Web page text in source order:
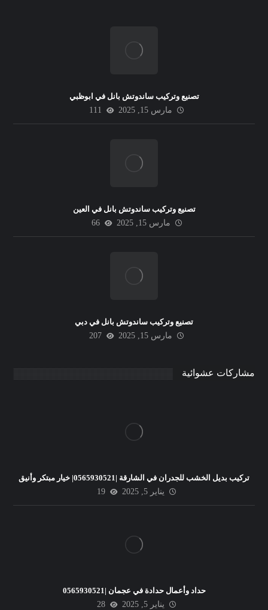
تصنيع وتركيب ساندوتش بانل في ابوظبي
مارس 15, 2025
111
تصنيع وتركيب ساندوتش بانل في العين
مارس 15, 2025
66
تصنيع وتركيب ساندوتش بانل في دبي
مارس 15, 2025
207
مشاركات عشوائية
تركيب بديل الخشب للجدران في الشارقة |0565930521| خيار مبتكر وأنيق
يناير 5, 2025
19
حداد وأعمال حدادة في عجمان |0565930521
يناير 5, 2025
28